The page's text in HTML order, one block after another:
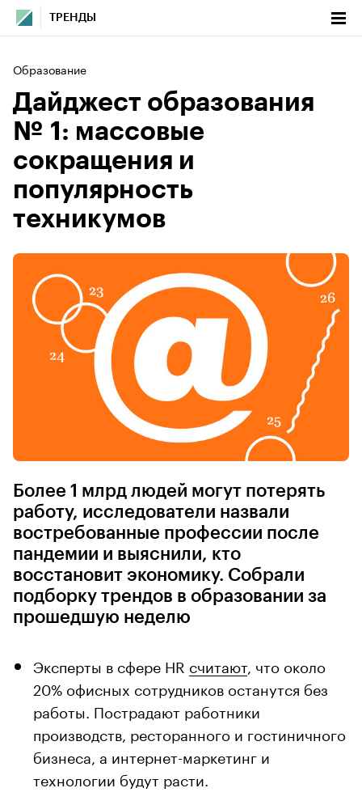
ТРЕНДЫ
Образование
Дайджест образования
№ 1: массовые
сокращения и
популярность
техникумов
Более 1 млрд людей могут потерять
работу, исследователи назвали
востребованные профессии после
пандемии и выяснили, кто
восстановит экономику. Собрали
подборку трендов в образовании за
прошедшую неделю
Эксперты в сфере HR считают, что около
20% офисных сотрудников останутся без
работы. Пострадают работники
производств, ресторанного и гостиничного
бизнеса, а интернет-маркетинг и
технологии будут расти.